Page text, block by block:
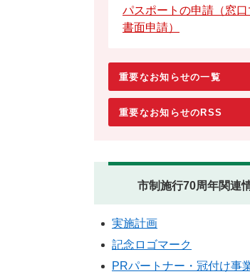
パスポートの申請（窓
書面申請）
重要なお知らせの一覧
重要なお知らせのRSS
市制施行70周年関連
実施計画
記念ロゴマーク
PRパートナー・冠付け事